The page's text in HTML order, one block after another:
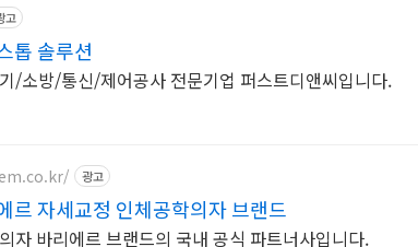
고
톱 솔루션
비 전기/소방/통신/제어공사 전문기업 퍼스트디앤씨입니다.
광고
르 자세교정 인체공학의자 브랜드
자 바리에르 브랜드의 국내 공식 파트너사입니다.